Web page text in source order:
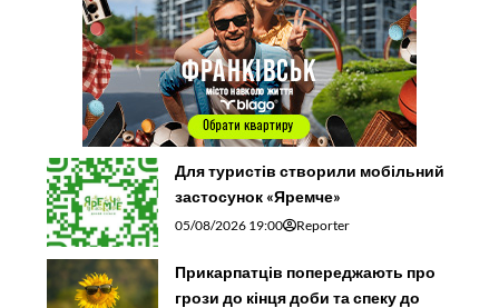
Для туристів створили мобільний
застосунок «Яремче»
05/08/2026 19:00 Reporter
Прикарпатців попереджають про
грози до кінця доби та спеку до